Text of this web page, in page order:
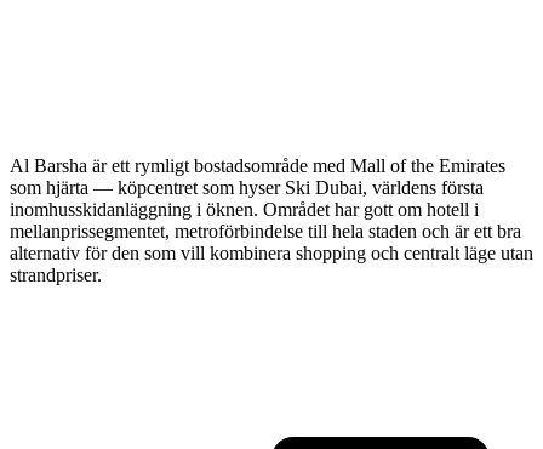
Al Barsha är ett rymligt bostadsområde med Mall of the Emirates
som hjärta — köpcentret som hyser Ski Dubai, världens första
inomhusskidanläggning i öknen. Området har gott om hotell i
mellanprissegmentet, metroförbindelse till hela staden och är ett bra
alternativ för den som vill kombinera shopping och centralt läge utan
strandpriser.